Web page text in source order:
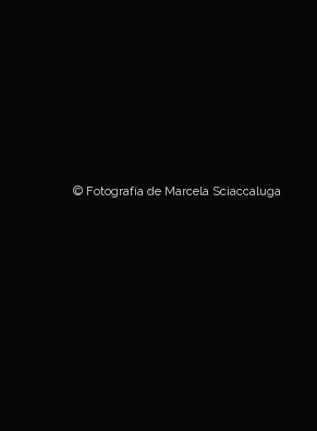
© Fotografía de Marcela Sciaccaluga